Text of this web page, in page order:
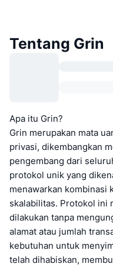
Tentang Grin
Apa itu Grin?
Grin merupakan mata
privasi, dikembangkan
pengembang dari
protokol unik yang
menawarkan kombinasi
skalabilitas. Protokol ini
dilakukan tanpa
alamat atau jumlah
kebutuhan untuk
telah dihabiskan,